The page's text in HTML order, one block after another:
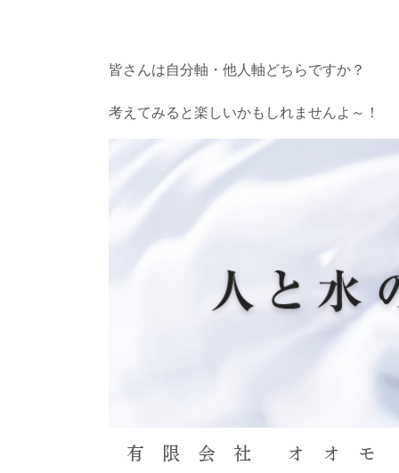
皆さんは自分軸・他人軸どちらですか？
考えてみると楽しいかもしれませんよ～！
有 限 会 社 オ オ モ